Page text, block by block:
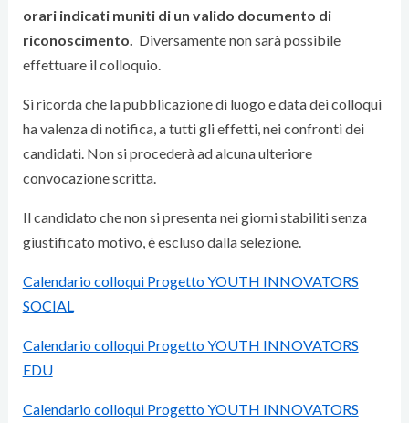
orari indicati muniti di un valido documento di
riconoscimento.
Diversamente non sarà possibile
effettuare il colloquio.
Si ricorda che la pubblicazione di luogo e data dei colloqui
ha valenza di notifica, a tutti gli effetti, nei confronti dei
candidati. Non si procederà ad alcuna ulteriore
convocazione scritta.
Il candidato che non si presenta nei giorni stabiliti senza
giustificato motivo, è escluso dalla selezione.
Calendario colloqui Progetto YOUTH INNOVATORS
SOCIAL
Calendario colloqui Progetto YOUTH INNOVATORS
EDU
Calendario colloqui Progetto YOUTH INNOVATORS